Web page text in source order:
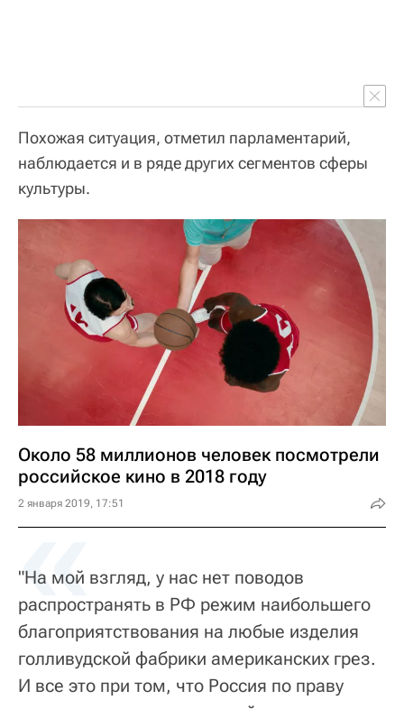
Похожая ситуация, отметил парламентарий,
наблюдается и в ряде других сегментов сферы
культуры.
Около 58 миллионов человек посмотрели
российское кино в 2018 году
2 января 2019, 17:51
«
"На мой взгляд, у нас нет поводов
распространять в РФ режим наибольшего
благоприятствования на любые изделия
голливудской фабрики американских грез.
И все это при том, что Россия по праву